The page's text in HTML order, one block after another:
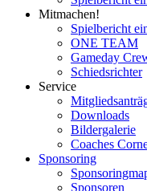
Mitmachen!
Spielbericht
ONE TEAM
Gameday
Schiedsrichter
Service
Downloads
Bildergalerie
Coaches
Sponsoring
Sponsoren